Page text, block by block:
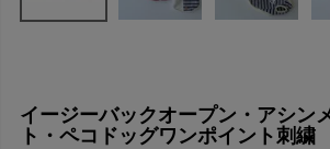
イージーバックオープン・アシン
ト・ペコドッグワンポイント刺繍